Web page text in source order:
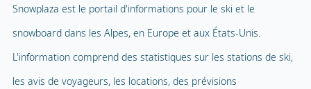
Snowplaza est le portail d'informations pour le ski et le
snowboard dans les Alpes, en Europe et aux États-Unis.
L'information comprend des statistiques sur les stations de ski,
les avis de voyageurs, les locations, des prévisions